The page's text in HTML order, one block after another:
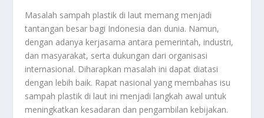
Masalah sampah plastik di laut memang menjadi
tantangan besar bagi Indonesia dan dunia. Namun,
dengan adanya kerjasama antara pemerintah, industri,
dan masyarakat, serta dukungan dari organisasi
internasional. Diharapkan masalah ini dapat diatasi
dengan lebih baik. Rapat nasional yang membahas isu
sampah plastik di laut ini menjadi langkah awal untuk
meningkatkan kesadaran dan pengambilan kebijakan.